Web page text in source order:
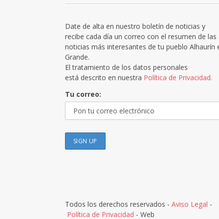
Date de alta en nuestro boletín de noticias y
recibe cada día un correo con el resumen de las
noticias más interesantes de tu pueblo Alhaurín
Grande.
El tratamiento de los datos personales
está descrito en nuestra Política de Privacidad.
Tu correo:
Todos los derechos reservados - Aviso Legal -
Política de Privacidad - Web